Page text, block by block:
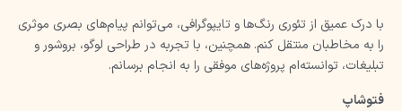
با درک عمیق از تئوری رنگ‌ها و تایپوگرافی، می‌توانم پیام‌های بصری موثری
را به مخاطبان منتقل کنم. همچنین، با تجربه در طراحی لوگو، بروشور و
تبلیغات، توانسته‌ام پروژه‌های موفقی را به انجام برسانم.
فتوشاپ